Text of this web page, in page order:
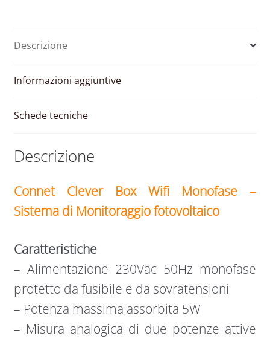
quantità
Descrizione
Informazioni aggiuntive
Schede tecniche
Descrizione
Connet Clever Box Wifi Monofase –
Sistema di Monitoraggio fotovoltaico
Caratteristiche
– Alimentazione 230Vac 50Hz monofase
protetto da fusibile e da sovratensioni
– Potenza massima assorbita 5W
– Misura analogica di due potenze attive